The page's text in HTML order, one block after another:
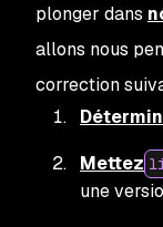
plonger dans
allons nous
correction
Mettez
une